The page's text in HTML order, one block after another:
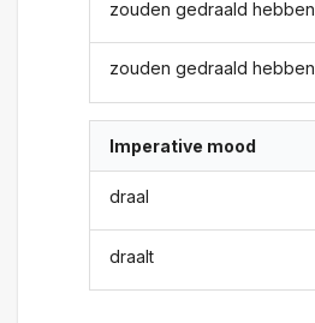
zouden gedraald hebben
zouden gedraald hebben
Imperative mood
draal
draalt